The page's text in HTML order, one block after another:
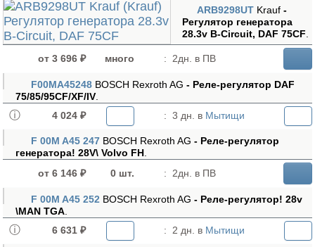
ARB9298UT Krauf -
Регулятор генератора
28.3v B-Circuit, DAF 75CF
от 3 696 ₽ много : 2дн. в ПВ
F00MA45248 BOSCH Rexroth AG - Реле-регулятор DAF
75/85/95CF/XF/IV
4 024 ₽
: 3 дн. в Мытищи
F 00M A45 247 BOSCH Rexroth AG - Реле-регулятор
генератора! 28V\ Volvo FH
от 6 146 ₽
0 шт. : 2дн. в ПВ
F 00M A45 252 BOSCH Rexroth AG - Реле-регулятор! 28v
\MAN TGA
6 631 ₽
: 2 дн. в Мытищи